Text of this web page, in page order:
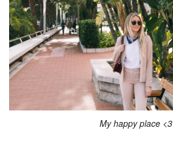
My happy place <3